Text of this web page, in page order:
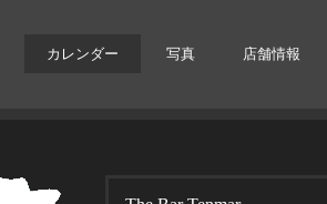
カレンダー 写真 店舗情報